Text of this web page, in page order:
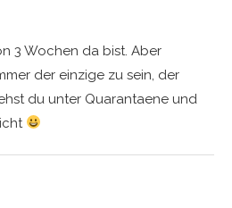
3 Wochen da bist. Aber
der einzige zu sein, der
du unter Quarantaene und